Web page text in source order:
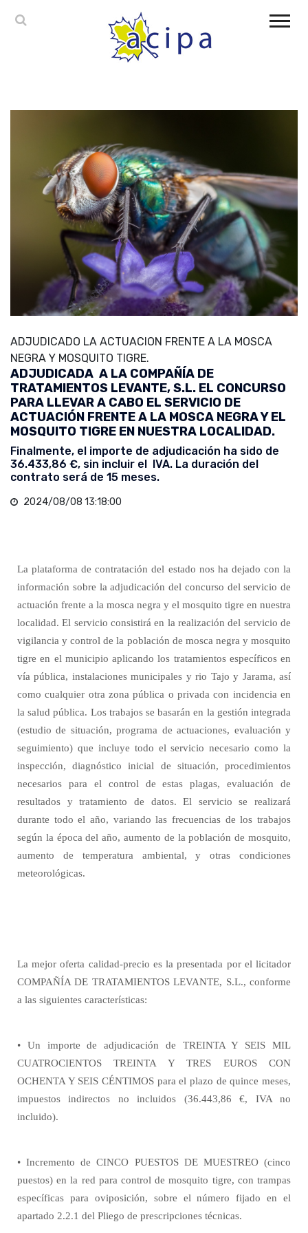
ADJUDICADO LA ACTUACION FRENTE A LA MOSCA
NEGRA Y MOSQUITO TIGRE.
ADJUDICADA A LA COMPAÑÍA DE
TRATAMIENTOS LEVANTE, S.L. EL CONCURSO
PARA LLEVAR A CABO EL SERVICIO DE
ACTUACIÓN FRENTE A LA MOSCA NEGRA Y EL
MOSQUITO TIGRE EN NUESTRA LOCALIDAD.
Finalmente, el importe de adjudicación ha sido de
36.433,86 €, sin incluir el IVA. La duración del
contrato será de 15 meses.
2024/08/08 13:18:00
La plataforma de contratación del estado nos ha dejado con la
información sobre la adjudicación del concurso del servicio de
actuación frente a la mosca negra y el mosquito tigre en nuestra
localidad. El servicio consistirá en la realización del servicio de
vigilancia y control de la población de mosca negra y mosquito
tigre en el municipio aplicando los tratamientos específicos en
vía pública, instalaciones municipales y rio Tajo y Jarama, así
como cualquier otra zona pública o privada con incidencia en
la salud pública. Los trabajos se basarán en la gestión integrada
(estudio de situación, programa de actuaciones, evaluación y
seguimiento) que incluye todo el servicio necesario como la
inspección, diagnóstico inicial de situación, procedimientos
necesarios para el control de estas plagas, evaluación de
resultados y tratamiento de datos.
El servicio se realizará
durante todo el año, variando las frecuencias de los trabajos
según la época del año, aumento de la población de mosquito,
aumento de temperatura ambiental, y otras condiciones
meteorológicas.
La mejor oferta calidad-precio es la presentada por el licitador
COMPAÑÍA DE TRATAMIENTOS LEVANTE, S.L., conforme
a las siguientes características:
• Un importe de adjudicación de TREINTA Y SEIS MIL
CUATROCIENTOS TREINTA Y TRES EUROS CON
OCHENTA Y SEIS CÉNTIMOS para el plazo de quince meses,
impuestos indirectos no incluidos (36.443,86 €, IVA no
incluido).
• Incremento de CINCO PUESTOS DE MUESTREO (cinco
puestos) en la red para control de mosquito tigre, con trampas
específicas para oviposición, sobre el número fijado en el
apartado 2.2.1 del Pliego de prescripciones técnicas.